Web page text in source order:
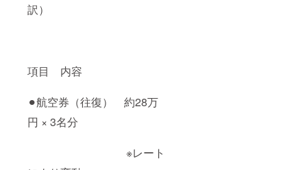
訳）
項目 内容
⚫︎航空券（往復） 約28万
円 × 3名分
※レート